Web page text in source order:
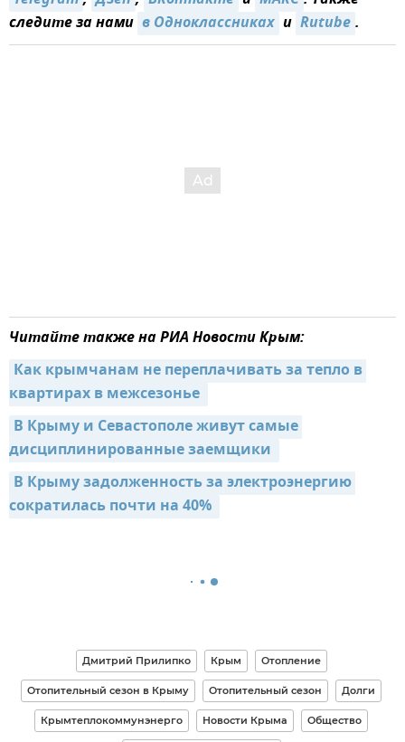
следите за нами в Одноклассниках и Rutube.
Читайте также на РИА Новости Крым:
Как крымчанам не переплачивать за тепло в
квартирах в межсезонье
В Крыму и Севастополе живут самые
дисциплинированные заемщики
В Крыму задолженность за электроэнергию
сократилась почти на 40%
Дмитрий Прилипко Крым Отопление
Отопительный сезон в Крыму Отопительный сезон Долги
Крымтеплокоммунэнерго Новости Крыма Общество